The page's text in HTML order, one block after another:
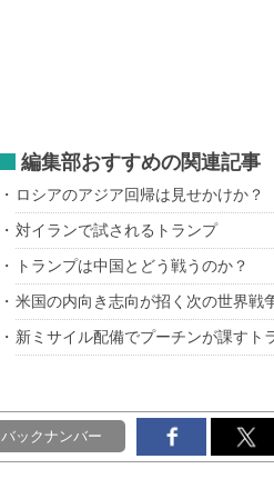
編集部おすすめの関連記事
ロシアのアジア回帰は見せかけか？
対イランで試されるトランプ
トランプは中国とどう戦うのか？
米国の内向き志向が招く次の世界戦
新ミサイル配備でプーチンが課すト
バックナンバー